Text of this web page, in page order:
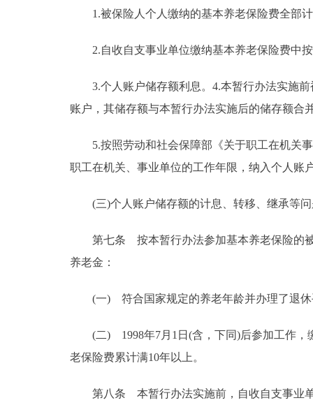
1.被保险人个人缴纳的基本养老保险费全部计
2.自收自支事业单位缴纳基本养老保险费中按
3.个人账户储存额利息。4.本暂行办法实施前
账户，其储存额与本暂行办法实施后的储存额合
5.按照劳动和社会保障部《关于职工在机关事
职工在机关、事业单位的工作年限，纳入个人账
(三)个人账户储存额的计息、转移、继承等问
第七条 按本暂行办法参加基本养老保险的被
养老金：
(一) 符合国家规定的养老年龄并办理了退休
(二) 1998年7月1日(含，下同)后参加工作，缴
老保险费累计满10年以上。
第八条 本暂行办法实施前，自收自支事业单